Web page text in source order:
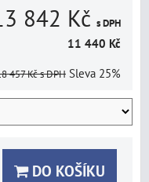
842 Kč s DPH
11 440 Kč
457 Kčs DPH Sleva 25%
DO KOŠÍKU